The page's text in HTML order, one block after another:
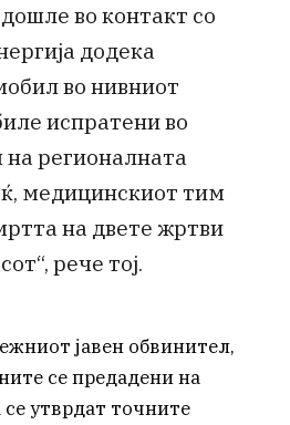
во контакт со
додека
во нивниот
испратени во
регионалната
медицинскиот тим
на двете жртви
рече тој.
јавен обвинител,
се предадени на
се утврдат точните